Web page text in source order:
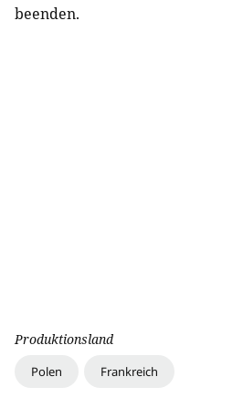
beenden.
Produktionsland
Polen Frankreich